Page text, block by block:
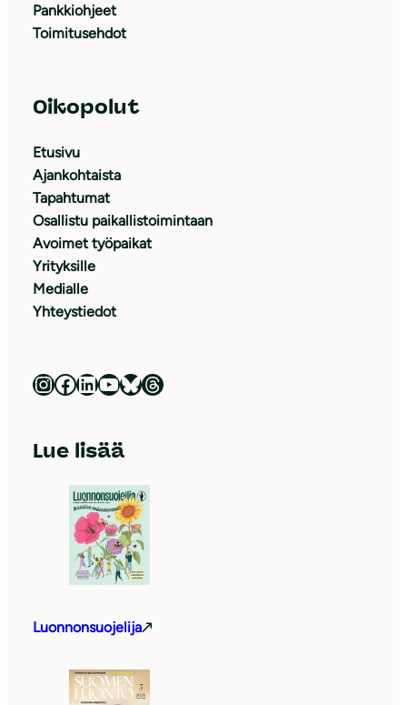
Pankkiohjeet
Toimitusehdot
Oikopolut
Etusivu
Ajankohtaista
Tapahtumat
Osallistu paikallistoimintaan
Avoimet työpaikat
Yrityksille
Medialle
Yhteystiedot
Luonnonsuojeluliitto Instagramissa Luonnonsuojeluliitto Facebookissa Luonnonsuojeluliitto LinkedInissä Luonnonsuojeluliiton YouTube-kanava Luonnonsuojeluliitto Blueskyssa Luonnonsuojeluliitto Threadsissa
Lue lisää
Luonnonsuojelija